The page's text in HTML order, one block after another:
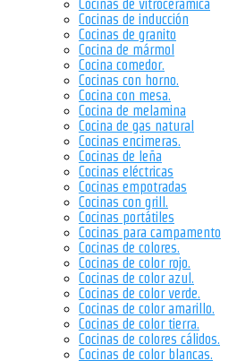
Cocinas de vitrocerámica
Cocinas de inducción
Cocinas de granito
Cocina de mármol
Cocina comedor.
Cocinas con horno.
Cocina con mesa.
Cocina de melamina
Cocina de gas natural
Cocinas encimeras.
Cocinas de leña
Cocinas eléctricas
Cocinas empotradas
Cocinas con grill.
Cocinas portátiles
Cocinas para campamento
Cocinas de colores.
Cocinas de color rojo.
Cocinas de color azul.
Cocinas de color verde.
Cocinas de color amarillo.
Cocinas de color tierra.
Cocinas de colores cálidos.
Cocinas de color blancas.